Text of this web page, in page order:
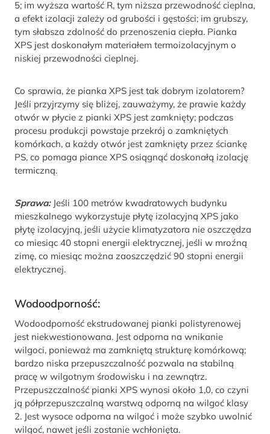
5; im wyższa wartość R, tym niższa przewodność cieplna,
a efekt izolacji zależy od grubości i gęstości; im grubszy,
tym słabsza zdolność do przenoszenia ciepła. Pianka
XPS jest doskonałym materiałem termoizolacyjnym o
niskiej przewodności cieplnej.
Co sprawia, że pianka XPS jest tak dobrym izolatorem?
Jeśli przyjrzymy się bliżej, zauważymy, że prawie każdy
otwór w płycie z pianki XPS jest zamknięty; podczas
procesu produkcji powstaje przekrój o zamkniętych
komórkach, a każdy otwór jest zamknięty przez ściankę
PS, co pomaga piance XPS osiągnąć doskonałą izolację
termiczną.
Sprawa:Jeśli 100 metrów kwadratowych budynku
mieszkalnego wykorzystuje płytę izolacyjną XPS jako
płytę izolacyjną, jeśli użycie klimatyzatora nie oszczędza
co miesiąc 40 stopni energii elektrycznej, jeśli w mroźną
zimę, co miesiąc można zaoszczędzić 90 stopni energii
elektrycznej.
Wodoodporność:
Wodoodporność ekstrudowanej pianki polistyrenowej
jest niekwestionowana. Jest odporna na wnikanie
wilgoci, ponieważ ma zamkniętą strukturę komórkową;
bardzo niska przepuszczalność pozwala na stabilną
pracę w wilgotnym środowisku i na zewnątrz.
Przepuszczalność pianki XPS wynosi około 1,0, co czyni
ją półprzepuszczalną warstwą odporną na wilgoć klasy
2. Jest wysoce odporna na wilgoć i może szybko uwolnić
wilgoć, nawet jeśli zostanie wchłonięta.